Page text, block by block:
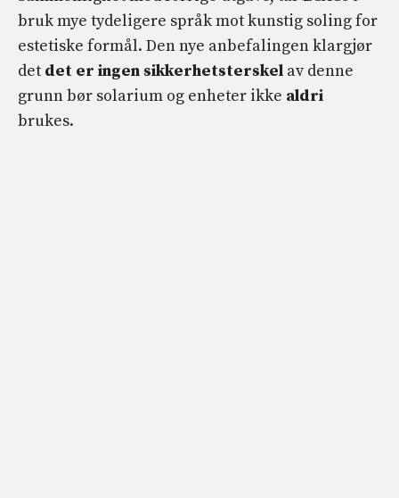
bruk mye tydeligere språk mot kunstig soling for
estetiske formål. Den nye anbefalingen klargjør
det det er ingen sikkerhetsterskel av denne
grunn bør solarium og enheter ikke aldri
brukes.